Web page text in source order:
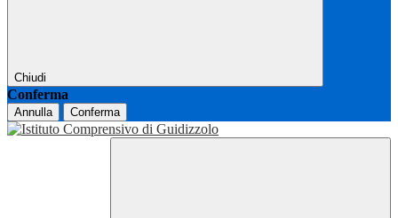
Chiudi
Conferma
Annulla Conferma